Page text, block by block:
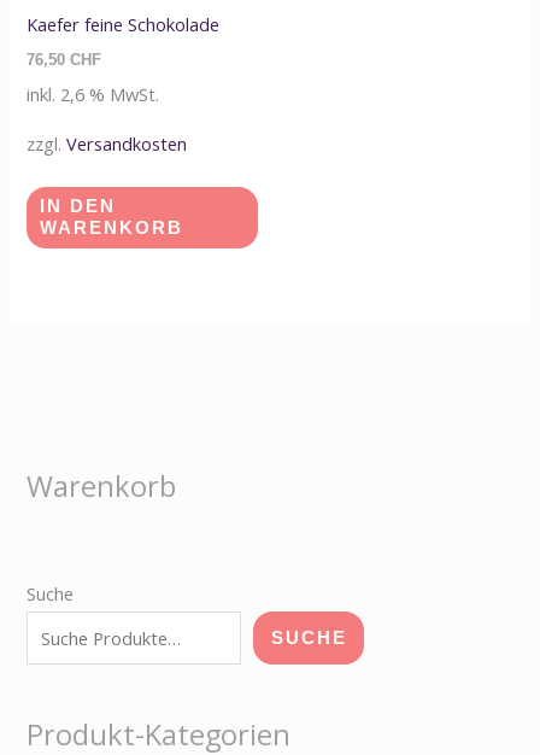
Kaefer feine Schokolade
76,50CHF
inkl. 2,6 % MwSt.
zzgl.Versandkosten
IN DEN
WARENKORB
Warenkorb
Suche
SUCHE
Produkt-Kategorien